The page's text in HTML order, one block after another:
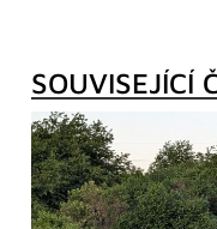
SOUVISEJÍCÍ